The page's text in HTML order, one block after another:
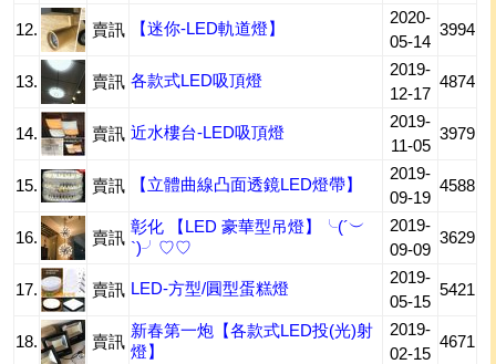
12. 賣訊 【迷你-LED軌道燈】
2020-
05-14
3994
13. 賣訊 各款式LED吸頂燈
2019-
12-17
4874
14. 賣訊 近水樓台-LED吸頂燈
2019-
11-05
3979
15. 賣訊 【立體曲線凸面透鏡LED燈帶】
2019-
09-19
4588
16. 賣訊
彰化 【LED 豪華型吊燈】╰(´︶
`)╯♡♡
2019-
09-09
3629
17. 賣訊 LED-方型/圓型蛋糕燈
2019-
05-15
5421
18. 賣訊
新春第一炮【各款式LED投(光)射
燈】
2019-
02-15
4671